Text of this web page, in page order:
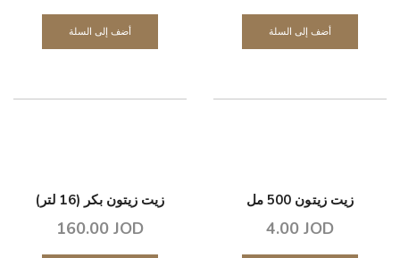
أضف إلى السلة أضف إلى السلة
زيت زيتون 500 مل
4.00 JOD
زيت زيتون بكر (16 لتر)
160.00 JOD